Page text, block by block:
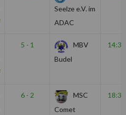
Seelze e.V. im
ADAC
5 - 1
MBV
Budel
14:30
6 - 2
MSC
Comet
18:30